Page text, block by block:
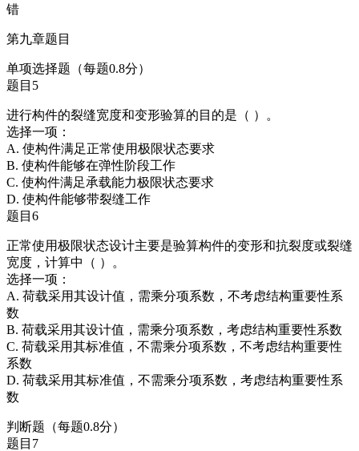
错
第九章题目
单项选择题（每题0.8分）
题目5
进行构件的裂缝宽度和变形验算的目的是（ ）。
选择一项：
A. 使构件满足正常使用极限状态要求
B. 使构件能够在弹性阶段工作
C. 使构件满足承载能力极限状态要求
D. 使构件能够带裂缝工作
题目6
正常使用极限状态设计主要是验算构件的变形和抗裂度或裂缝
宽度，计算中（ ）。
选择一项：
A. 荷载采用其设计值，需乘分项系数，不考虑结构重要性系
数
B. 荷载采用其设计值，需乘分项系数，考虑结构重要性系数
C. 荷载采用其标准值，不需乘分项系数，不考虑结构重要性
系数
D. 荷载采用其标准值，不需乘分项系数，考虑结构重要性系
数
判断题（每题0.8分）
题目7